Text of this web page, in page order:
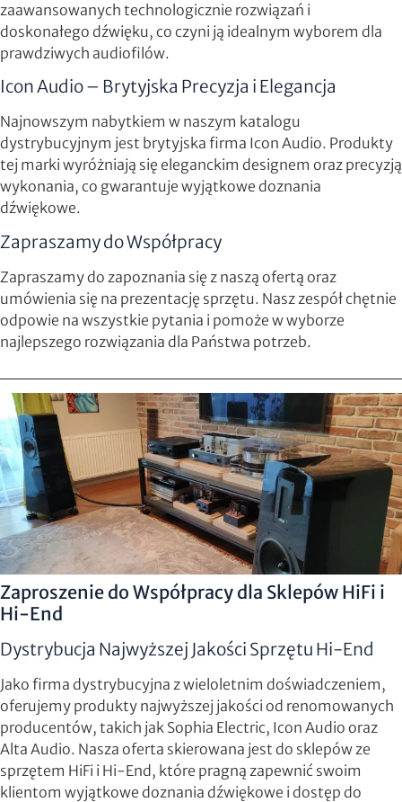
zaawansowanych technologicznie rozwiązań i
doskonałego dźwięku, co czyni ją idealnym wyborem dla
prawdziwych audiofilów.
Icon Audio – Brytyjska Precyzja i Elegancja
Najnowszym nabytkiem w naszym katalogu
dystrybucyjnym jest brytyjska firma Icon Audio. Produkty
tej marki wyróżniają się eleganckim designem oraz precyzją
wykonania, co gwarantuje wyjątkowe doznania
dźwiękowe.
Zapraszamy do Współpracy
Zapraszamy do zapoznania się z naszą ofertą oraz
umówienia się na prezentację sprzętu. Nasz zespół chętnie
odpowie na wszystkie pytania i pomoże w wyborze
najlepszego rozwiązania dla Państwa potrzeb.
Zaproszenie do Współpracy dla Sklepów HiFi i
Hi-End
Dystrybucja Najwyższej Jakości Sprzętu Hi-End
Jako firma dystrybucyjna z wieloletnim doświadczeniem,
oferujemy produkty najwyższej jakości od renomowanych
producentów, takich jak Sophia Electric, Icon Audio oraz
Alta Audio. Nasza oferta skierowana jest do sklepów ze
sprzętem HiFi i Hi-End, które pragną zapewnić swoim
klientom wyjątkowe doznania dźwiękowe i dostęp do